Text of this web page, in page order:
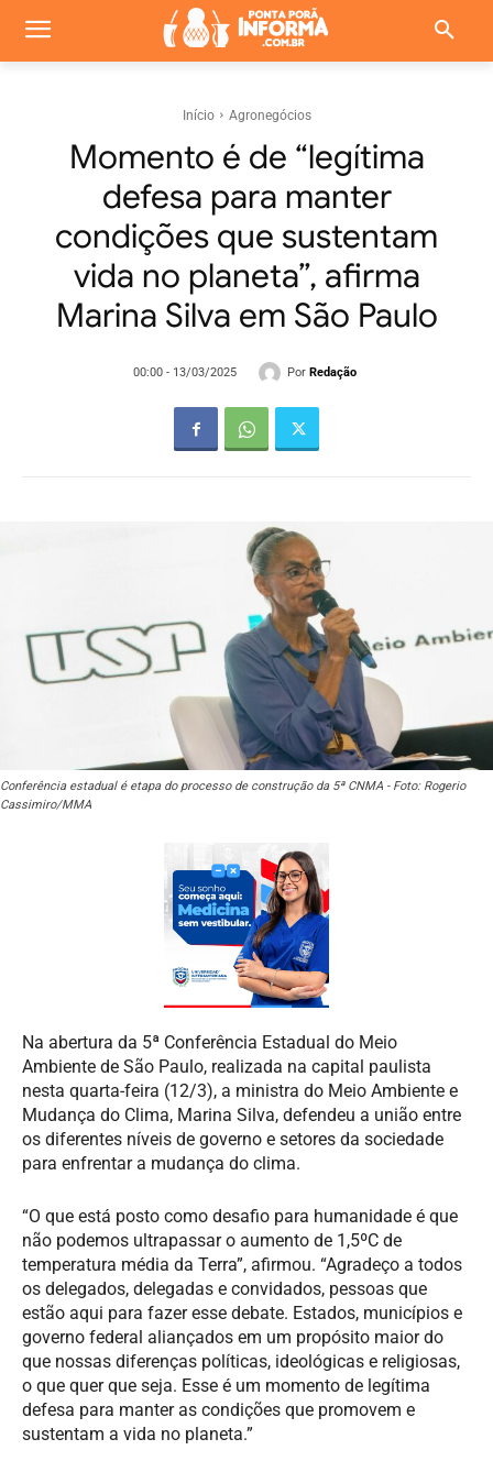
Início Agronegócios
Momento é de “legítima
defesa para manter
condições que sustentam
vida no planeta”, afirma
Marina Silva em São Paulo
00:00 - 13/03/2025 Por Redação
Conferência estadual é etapa do processo de construção da 5ª CNMA - Foto: Rogerio
Cassimiro/MMA
Na abertura da 5ª Conferência Estadual do Meio
Ambiente de São Paulo, realizada na capital paulista
nesta quarta-feira (12/3), a ministra do Meio Ambiente e
Mudança do Clima, Marina Silva, defendeu a união entre
os diferentes níveis de governo e setores da sociedade
para enfrentar a mudança do clima.
“O que está posto como desafio para humanidade é que
não podemos ultrapassar o aumento de 1,5ºC de
temperatura média da Terra”, afirmou. “Agradeço a todos
os delegados, delegadas e convidados, pessoas que
estão aqui para fazer esse debate. Estados, municípios e
governo federal aliançados em um propósito maior do
que nossas diferenças políticas, ideológicas e religiosas,
o que quer que seja. Esse é um momento de legítima
defesa para manter as condições que promovem e
sustentam a vida no planeta.”